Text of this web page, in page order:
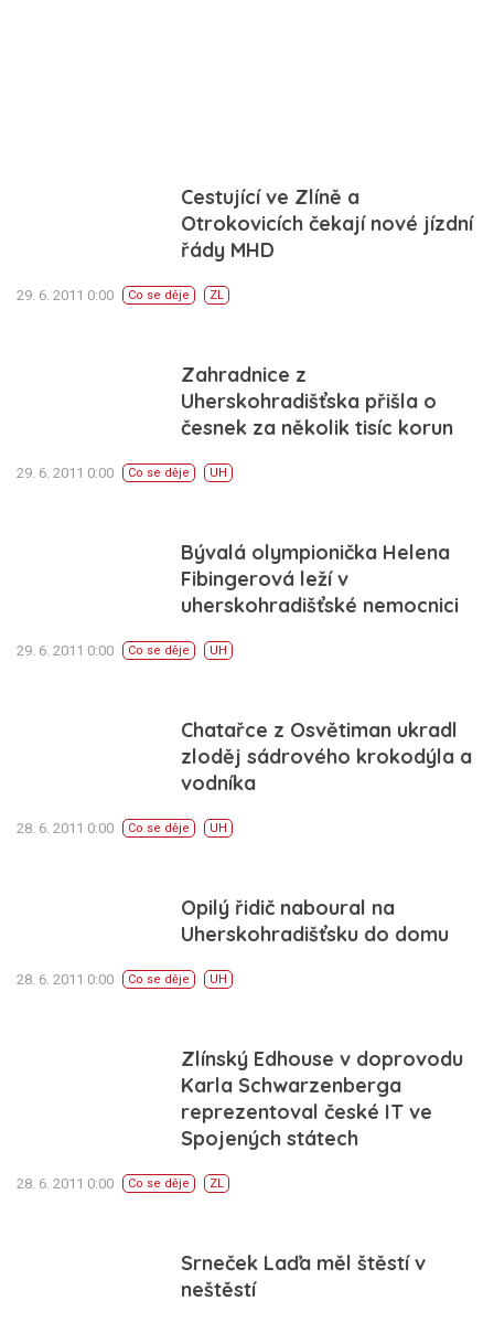
Cestující ve Zlíně a
Otrokovicích čekají nové jízdní
řády MHD
29. 6. 2011 0:00 Co se děje ZL
Zahradnice z
Uherskohradišťska přišla o
česnek za několik tisíc korun
29. 6. 2011 0:00 Co se děje UH
Bývalá olympionička Helena
Fibingerová leží v
uherskohradišťské nemocnici
29. 6. 2011 0:00 Co se děje UH
Chatařce z Osvětiman ukradl
zloděj sádrového krokodýla a
vodníka
28. 6. 2011 0:00 Co se děje UH
Opilý řidič naboural na
Uherskohradišťsku do domu
28. 6. 2011 0:00 Co se děje UH
Zlínský Edhouse v doprovodu
Karla Schwarzenberga
reprezentoval české IT ve
Spojených státech
28. 6. 2011 0:00 Co se děje ZL
Srneček Laďa měl štěstí v
neštěstí